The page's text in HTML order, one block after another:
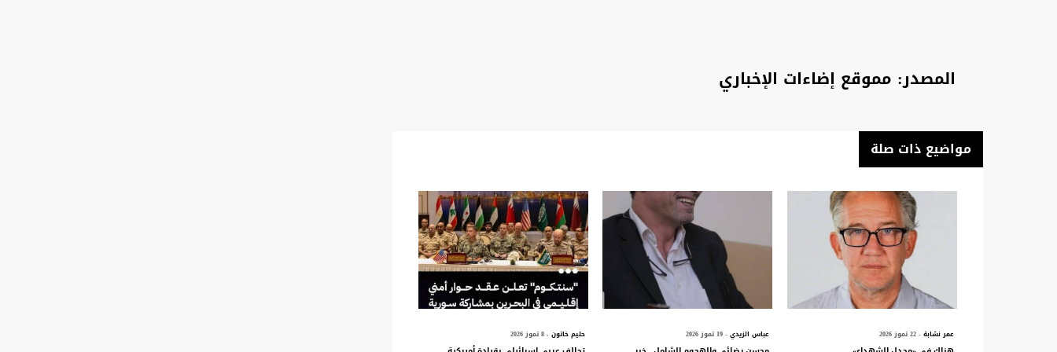
المصدر: مموقع إضاءات الإخباري
مواضيع ذات صلة
عمر نشابة- 22 تموز 2026 عباس الزيدي - 19 تموز 2026 حليم خاتون- 8 تموز 2026